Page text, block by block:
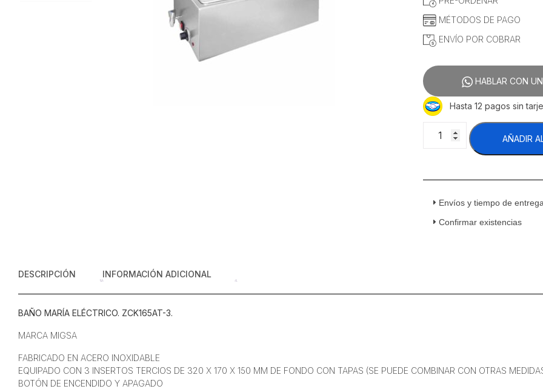
MÉTODOS DE PAGO
ENVÍO POR COBRAR
HABLAR CON
Hasta 12 pagos sin
ZCK165AT-
María
Insertos
AÑADIR
Envíos y tiempo de entrega
Confirmar existencias
DESCRIPCIÓN INFORMACIÓN ADICIONAL
BAÑO MARÍA ELÉCTRICO. ZCK165AT-3.
MARCA MIGSA
FABRICADO EN ACERO INOXIDABLE
EQUIPADO CON 3 INSERTOS TERCIOS DE 320 X 170 X 150 MM DE FONDO CON TAPAS (SE PUEDE COMBINAR CON OTRAS
BOTÓN DE ENCENDIDO Y APAGADO